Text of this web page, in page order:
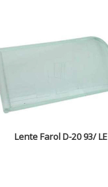
Lente Farol D-20 93/ LE